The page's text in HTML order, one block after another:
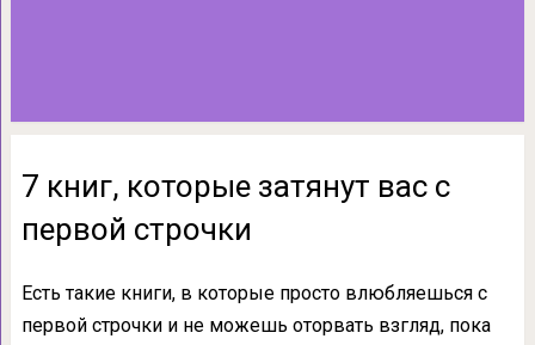
7 книг, которые затянут вас с
первой строчки
Есть такие книги, в которые просто влюбляешься с
первой строчки и не можешь оторвать взгляд, пока